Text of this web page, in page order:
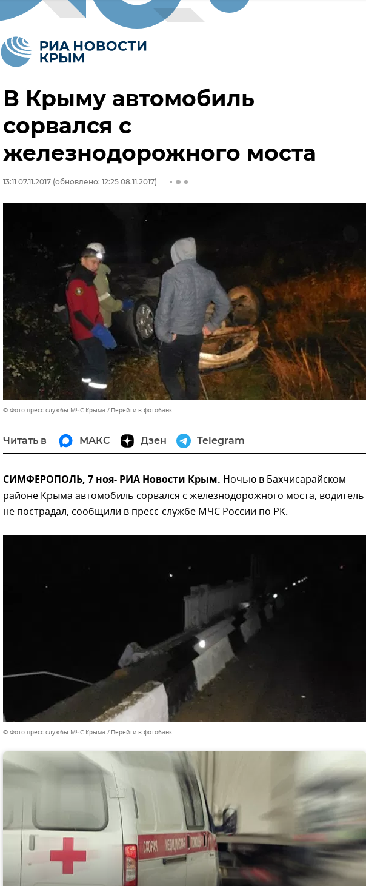
В Крыму автомобиль
сорвался с
железнодорожного моста
13:11 07.11.2017 (обновлено: 12:25 08.11.2017)
© Фото пресс-службы МЧС Крыма Перейти в фотобанк
Читать в МАКС Дзен Telegram
СИМФЕРОПОЛЬ, 7 ноя- РИА Новости Крым. Ночью в Бахчисарайском
районе Крыма автомобиль сорвался с железнодорожного моста, водитель
не пострадал, сообщили в пресс-службе МЧС России по РК.
© Фото пресс-службы МЧС Крыма Перейти в фотобанк